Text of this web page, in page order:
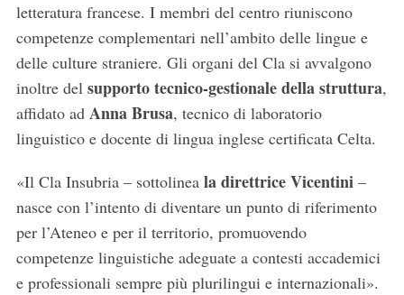
letteratura francese. I membri del centro riuniscono
competenze complementari nell’ambito delle lingue e
delle culture straniere. Gli organi del Cla si avvalgono
inoltre del supporto tecnico-gestionale della struttura,
affidato ad Anna Brusa, tecnico di laboratorio
linguistico e docente di lingua inglese certificata Celta.
«Il Cla Insubria – sottolinea la direttrice Vicentini–
nasce con l’intento di diventare un punto di riferimento
per l’Ateneo e per il territorio, promuovendo
competenze linguistiche adeguate a contesti accademici
e professionali sempre più plurilingui e internazionali».